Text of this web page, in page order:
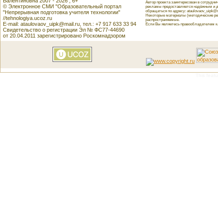
© Электронное СМИ "Образовательный портал
"Непрерывная подготовка учителя технологии"
//tehnologiya.ucoz.ru
E-mail: ataulovaov_uipk@mail.ru, тел.: +7 917 633 33 94
Свидетельство о регистрации Эл № ФС77-44690
от 20.04.2011 зарегистрировано Роскомнадзором
Автор проекта заинтересован в
рекламы предоставляется надёжным и
обращаться по адресу:
Некоторые материалы (методические
распространяемые.
Если Вы являетесь правообладателем